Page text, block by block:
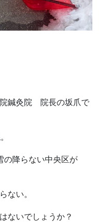
鍼灸院 院長の坂爪で
の降らない中央区が
ない。
ないでしょうか？